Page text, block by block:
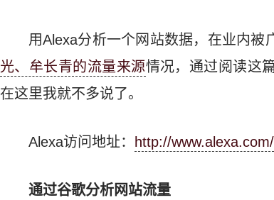
用Alexa分析一个网站数据，在业内被
光、牟长青的流量来源情况，通过阅读这
在这里我就不多说了。
Alexa访问地址： http://www.alexa.com/
通过谷歌分析网站流量